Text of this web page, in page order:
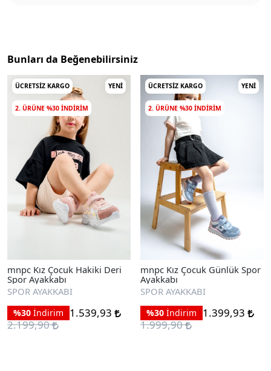
Bunları da Beğenebilirsiniz
ÜCRETSIZ KARGO YENI
2. ÜRÜNE %30 INDIRIM
mnpc Kız Çocuk Hakiki Deri
Spor Ayakkabı
SPOR AYAKKABI
%30 İndirim
1.539,93
2.199,90
ÜCRETSIZ KARGO YENI
2. ÜRÜNE %30 INDIRIM
mnpc Kız Çocuk Günlük Spor
Ayakkabı
SPOR AYAKKABI
%30 İndirim
1.399,93
1.999,90